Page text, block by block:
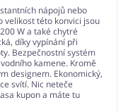
nápojů nebo
velikost této konvici jsou
W a také chytré
díky vypínání při
Bezpečnostní systém
kamene. Kromě
designem. Ekonomický,
svítí. Nic neteče
kupon a máte tu